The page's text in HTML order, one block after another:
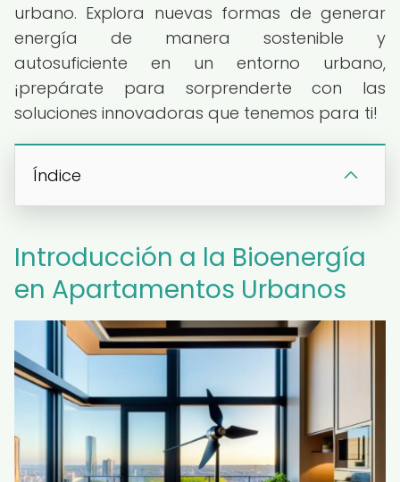
urbano. Explora nuevas formas de generar
energía de manera sostenible y
autosuficiente en un entorno urbano,
¡prepárate para sorprenderte con las
soluciones innovadoras que tenemos para ti!
Índice
Introducción a la Bioenergía
en Apartamentos Urbanos